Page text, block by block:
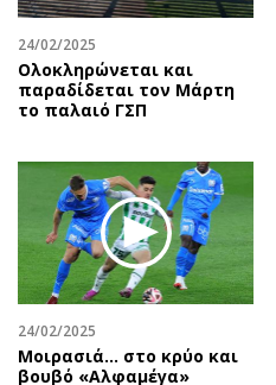
24/02/2025
Ολοκληρώνεται και
παραδίδεται τον Μάρτη
το παλαιό ΓΣΠ
24/02/2025
Μοιρασιά… στο κρύο και
βουβό «Αλφαμέγα»